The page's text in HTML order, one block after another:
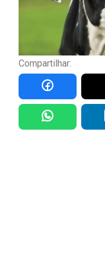
Compartilhar: